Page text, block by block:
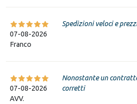
07-08-2026
Franco
Spedizioni veloci e
07-08-2026
AVV.
Nonostante un
corretti